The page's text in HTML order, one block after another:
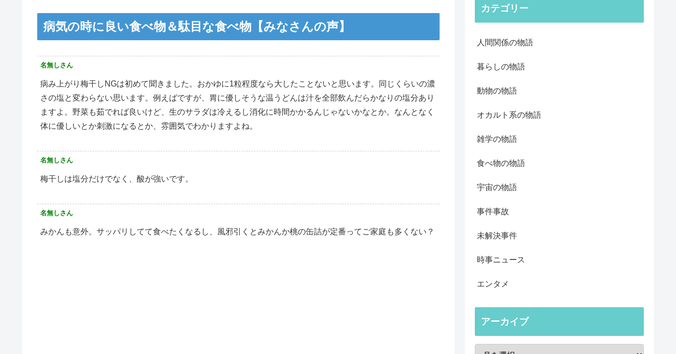
病気の時に良い食べ物＆駄目な食べ物【みなさんの声】
名無しさん
病み上がり梅干しNGは初めて聞きました。おかゆに1粒程度なら大したことないと思います。同じくらいの濃
さの塩と変わらない思います。例えばですが、胃に優しそうな温うどんは汁を全部飲んだらかなりの塩分あり
ますよ。野菜も茹でれば良いけど、生のサラダは冷えるし消化に時間かかるんじゃないかなとか。なんとなく
体に優しいとか刺激になるとか、雰囲気でわかりますよね。
名無しさん
梅干しは塩分だけでなく、酸が強いです。
名無しさん
みかんも意外。サッパリしてて食べたくなるし、風邪引くとみかんか桃の缶詰が定番ってご家庭も多くない？
カテゴリー
人間関係の物語
暮らしの物語
動物の物語
オカルト系の物語
雑学の物語
食べ物の物語
宇宙の物語
事件事故
未解決事件
時事ニュース
エンタメ
アーカイブ